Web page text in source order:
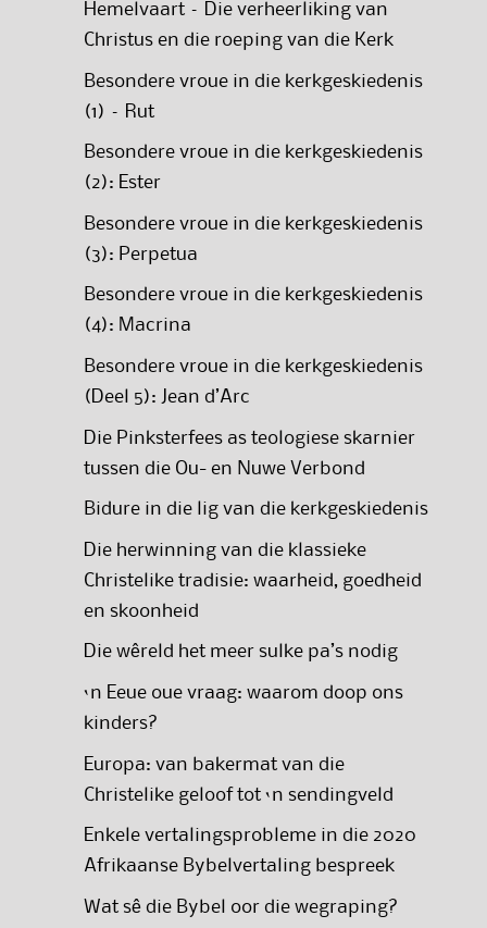
Hemelvaart – Die verheerliking van
Christus en die roeping van die Kerk
Besondere vroue in die kerkgeskiedenis
(1) – Rut
Besondere vroue in die kerkgeskiedenis
(2): Ester
Besondere vroue in die kerkgeskiedenis
(3): Perpetua
Besondere vroue in die kerkgeskiedenis
(4): Macrina
Besondere vroue in die kerkgeskiedenis
(Deel 5): Jean d’Arc
Die Pinksterfees as teologiese skarnier
tussen die Ou- en Nuwe Verbond
Bidure in die lig van die kerkgeskiedenis
Die herwinning van die klassieke
Christelike tradisie: waarheid, goedheid
en skoonheid
Die wêreld het meer sulke pa’s nodig
‘n Eeue oue vraag: waarom doop ons
kinders?
Europa: van bakermat van die
Christelike geloof tot ‘n sendingveld
Enkele vertalingsprobleme in die 2020
Afrikaanse Bybelvertaling bespreek
Wat sê die Bybel oor die wegraping?